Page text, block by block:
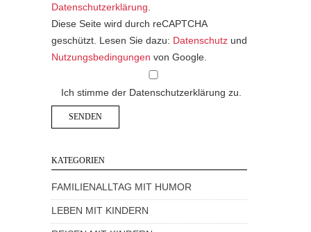
Datenschutzerklärung.
Diese Seite wird durch reCAPTCHA
geschützt. Lesen Sie dazu: Datenschutz und
Nutzungsbedingungen von Google.
Ich stimme der Datenschutzerklärung zu.
KATEGORIEN
FAMILIENALLTAG MIT HUMOR
LEBEN MIT KINDERN